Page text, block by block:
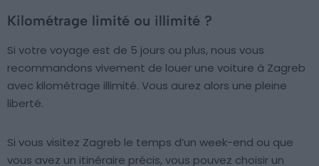
Kilométrage limité ou illimité ?
Si votre voyage est de 5 jours ou plus, nous vous
recommandons vivement de louer une voiture à Zagreb
avec kilométrage illimité. Vous aurez alors une pleine
liberté.
Si vous visitez Zagreb le temps d’un week-end ou que
vous avez un itinéraire précis, vous pouvez choisir un